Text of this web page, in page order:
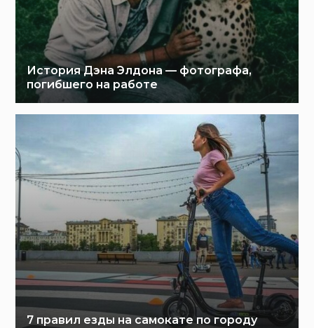
История Дэна Элдона — фотографа,
погибшего на работе
7 правил езды на самокате по городу